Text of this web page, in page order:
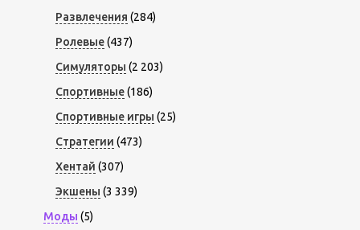
Развлечения (284)
Ролевые(437)
Симуляторы (2 203)
Спортивные(186)
Спортивные игры (25)
Стратегии (473)
Хентай (307)
Экшены (3 339)
Моды (5)